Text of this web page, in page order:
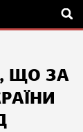
ЩО ЗА